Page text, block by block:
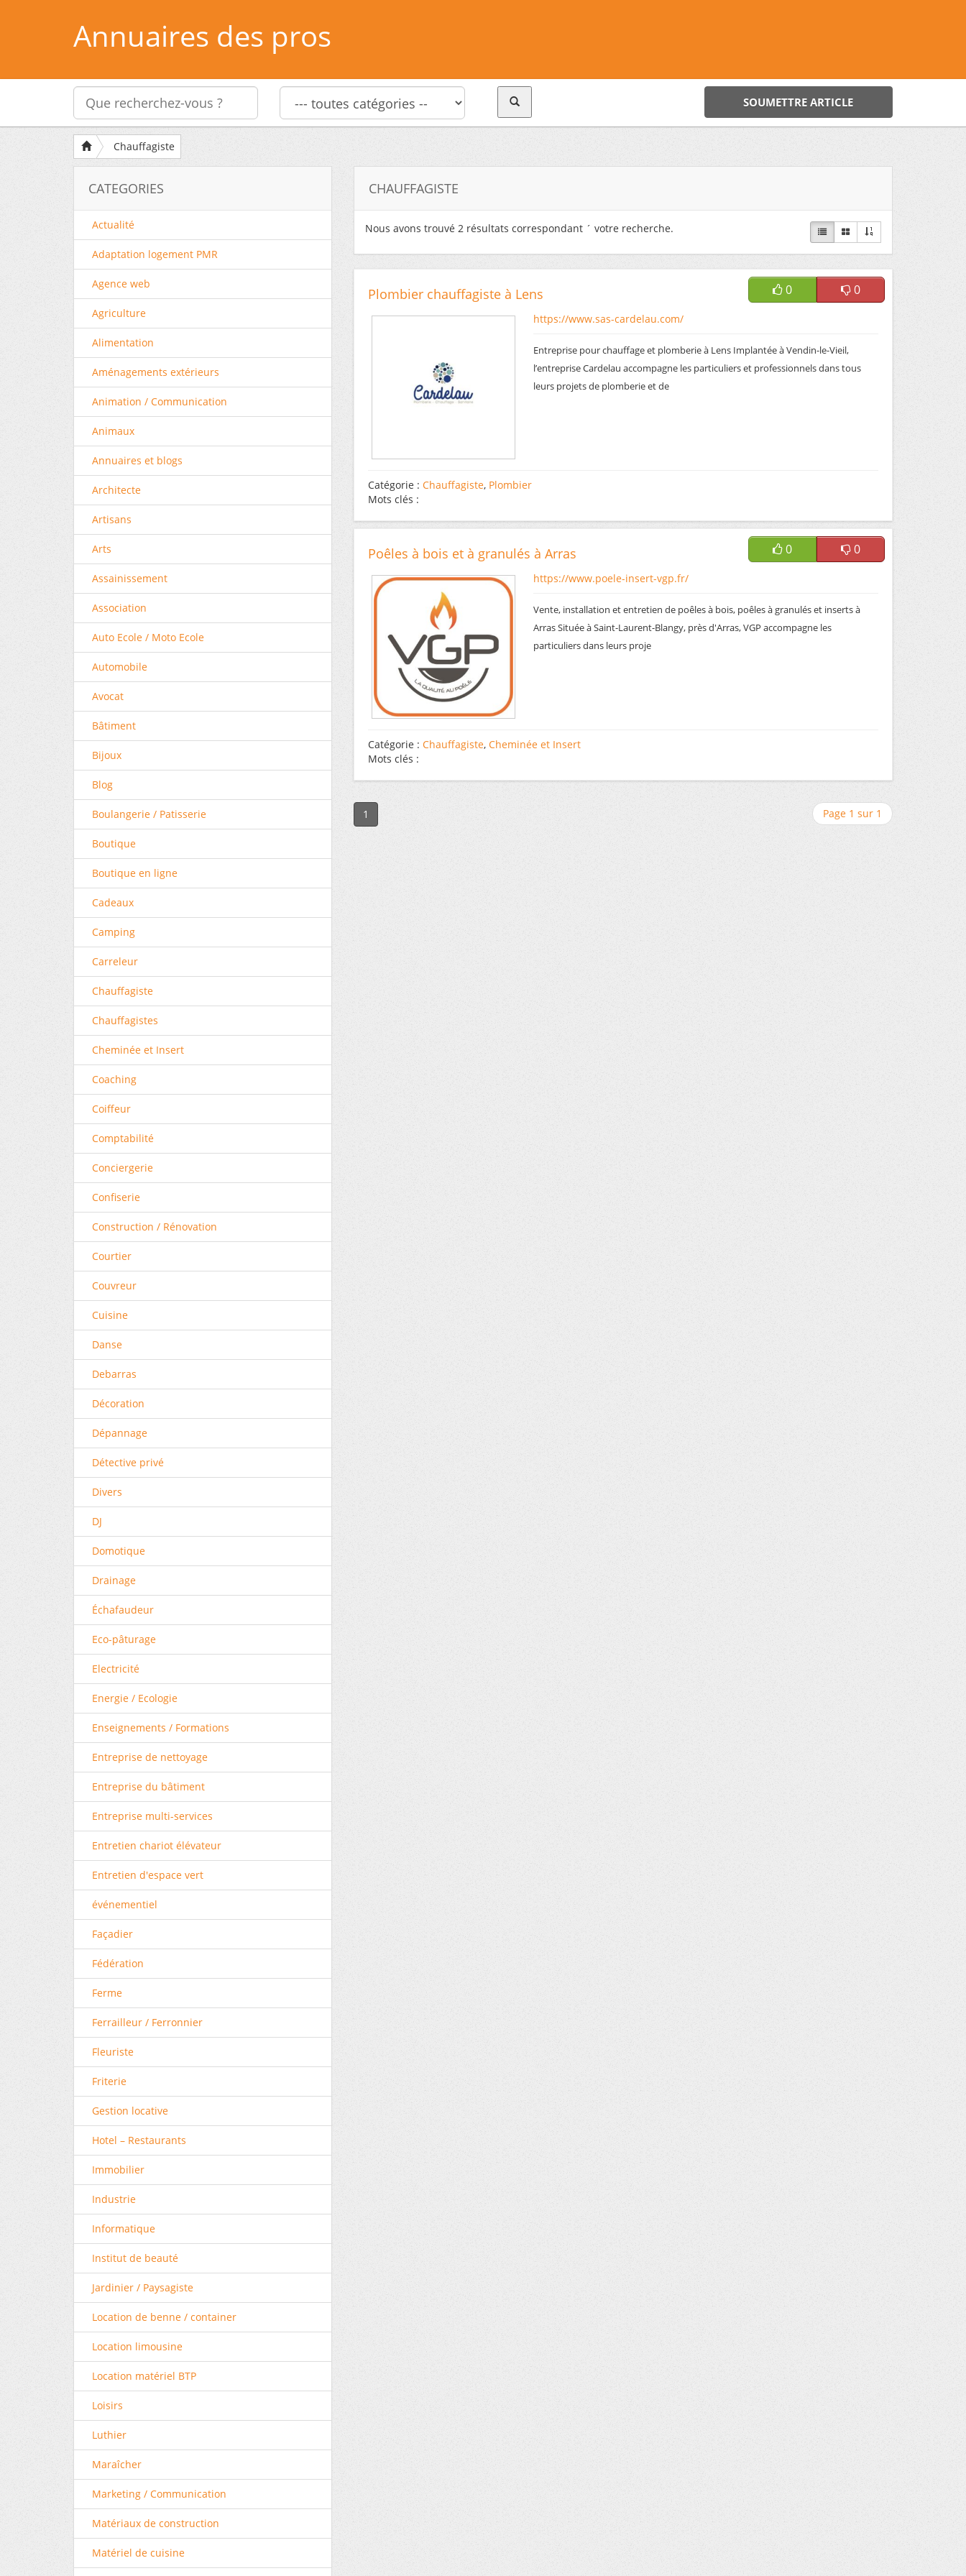
Annuaires des pros
SOUMETTRE ARTICLE
Chauffagiste
CATEGORIES
Actualité
Adaptation logement PMR
Agence web
Agriculture
Alimentation
Aménagements extérieurs
Animation / Communication
Animaux
Annuaires et blogs
Architecte
Artisans
Arts
Assainissement
Association
Auto Ecole / Moto Ecole
Automobile
Avocat
Bâtiment
Bijoux
Blog
Boulangerie / Patisserie
Boutique
Boutique en ligne
Cadeaux
Camping
Carreleur
Chauffagiste
Chauffagistes
Cheminée et Insert
Coaching
Coiffeur
Comptabilité
Conciergerie
Confiserie
Construction / Rénovation
Courtier
Couvreur
Cuisine
Danse
Debarras
Décoration
Dépannage
Détective privé
Divers
DJ
Domotique
Drainage
Échafaudeur
Eco-pâturage
Electricité
Energie / Ecologie
Enseignements / Formations
Entreprise de nettoyage
Entreprise du bâtiment
Entreprise multi-services
Entretien chariot élévateur
Entretien d'espace vert
événementiel
Façadier
Fédération
Ferme
Ferrailleur / Ferronnier
Fleuriste
Friterie
Gestion locative
Hotel – Restaurants
Immobilier
Industrie
Informatique
Institut de beauté
Jardinier / Paysagiste
Location de benne / container
Location limousine
Location matériel BTP
Loisirs
Luthier
Maraîcher
Marketing / Communication
Matériaux de construction
Matériel de cuisine
CHAUFFAGISTE
Nous avons trouvé 2 résultats correspondant ´ votre recherche.
0 0
Plombier chauffagiste à Lens
https://www.sas-cardelau.com/
Entreprise pour chauffage et plomberie à Lens Implantée à Vendin-le-Vieil,
l’entreprise Cardelau accompagne les particuliers et professionnels dans tous
leurs projets de plomberie et de
Catégorie : Chauffagiste, Plombier
Mots clés :
0 0
Poêles à bois et à granulés à Arras
https://www.poele-insert-vgp.fr/
Vente, installation et entretien de poêles à bois, poêles à granulés et inserts à
Arras Située à Saint-Laurent-Blangy, près d'Arras, VGP accompagne les
particuliers dans leurs proje
Catégorie : Chauffagiste, Cheminée et Insert
Mots clés :
1 Page 1 sur 1